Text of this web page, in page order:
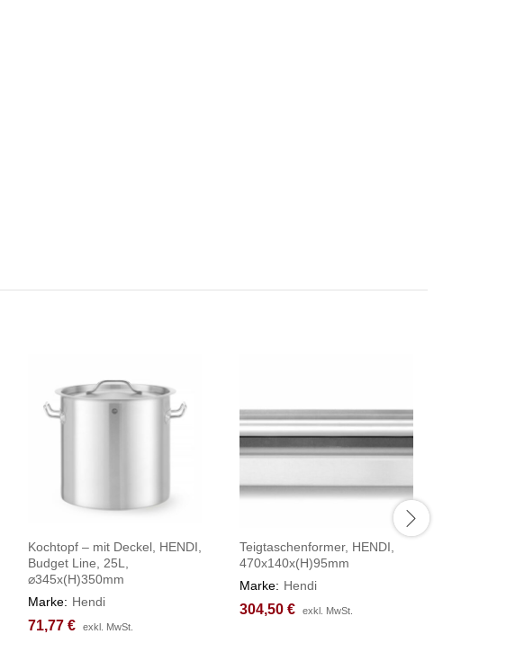
Kochtopf – mit Deckel, HENDI,
Budget Line, 25L,
⌀345x(H)350mm
Marke: Hendi
71,77 € exkl. MwSt.
71,77 € exkl. MwSt.
Teigtaschenformer, HENDI,
470x140x(H)95mm
Marke: Hendi
304,50 € exkl. MwSt.
304,50 € exkl. MwSt.